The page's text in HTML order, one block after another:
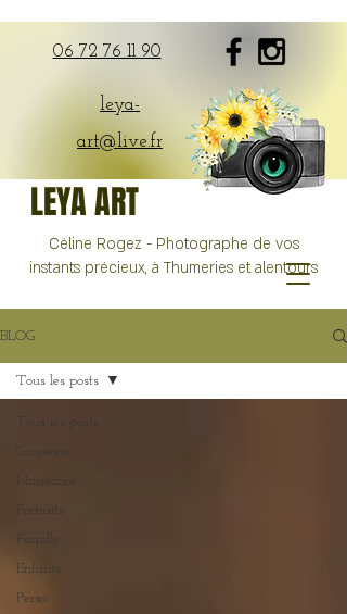
06 72 76 11 90
leya-
art@live.fr
LEYA ART
Céline Rogez - Photographe de vos
instants précieux, à Thumeries et alentours
BLOG
Tous les posts
Grossesse
Naissance
Portraits
Famille
Enfants
Perso
Tous les posts